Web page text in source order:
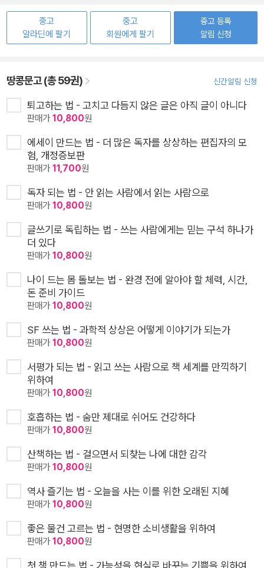
중고
알라딘에 팔기
중고
회원에게 팔기
중고 등록
알림 신청
땅콩문고 (총 59권) 신간알림 신청
퇴고하는 법 - 고치고 다듬지 않은 글은 아직 글이 아니다
판매가10,800원
에세이 만드는 법 - 더 많은 독자를 상상하는 편집자의 모
험, 개정증보판
판매가11,700원
독자 되는 법 - 안 읽는 사람에서 읽는 사람으로
판매가10,800원
글쓰기로 독립하는 법 - 쓰는 사람에게는 믿는 구석 하나가
더 있다
판매가10,800원
나이 드는 몸 돌보는 법 - 완경 전에 알아야 할 체력, 시간,
돈 준비 가이드
판매가10,800원
SF 쓰는 법 - 과학적 상상은 어떻게 이야기가 되는가
판매가10,800원
서평가 되는 법 - 읽고 쓰는 사람으로 책 세계를 만끽하기
위하여
판매가10,800원
호흡하는 법 - 숨만 제대로 쉬어도 건강하다
판매가10,800원
산책하는 법 - 걸으면서 되찾는 나에 대한 감각
판매가10,800원
역사 즐기는 법 - 오늘을 사는 이를 위한 오래된 지혜
판매가10,800원
좋은 물건 고르는 법 - 현명한 소비생활을 위하여
판매가10,800원
첫 책 만드는 법 - 가능성을 현실로 바꾸는 기쁨을 위하여